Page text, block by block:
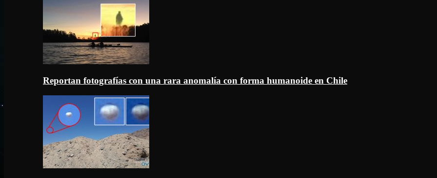
Reportan fotografías con una rara anomalía con forma humanoide en Chile